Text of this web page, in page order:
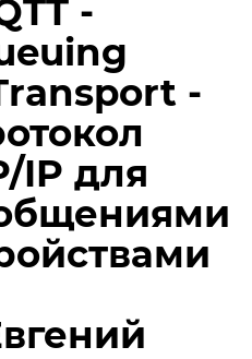
-
-
IP для